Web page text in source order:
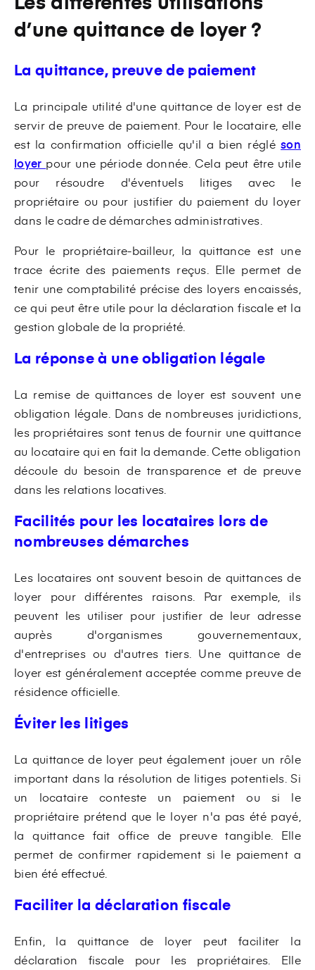
d’une quittance de loyer ?
La quittance, preuve de paiement
La principale utilité d'une quittance de loyer est de
servir de preuve de paiement. Pour le locataire, elle
est la confirmation officielle qu'il a bien régléson
loyer pour une période donnée. Cela peut être utile
pour résoudre d'éventuels litiges avec le
propriétaire ou pour justifier du paiement du loyer
dans le cadre de démarches administratives.
Pour le propriétaire-bailleur, la quittance est une
trace écrite des paiements reçus. Elle permet de
tenir une comptabilité précise des loyers encaissés,
ce qui peut être utile pour la déclaration fiscale et la
gestion globale de la propriété.
La réponse à une obligation légale
La remise de quittances de loyer est souvent une
obligation légale. Dans de nombreuses juridictions,
les propriétaires sont tenus de fournir une quittance
au locataire qui en fait la demande. Cette obligation
découle du besoin de transparence et de preuve
dans les relations locatives.
Facilités pour les locataires lors de
nombreuses démarches
Les locataires ont souvent besoin de quittances de
loyer pour différentes raisons. Par exemple, ils
peuvent les utiliser pour justifier de leur adresse
auprès d'organismes gouvernementaux,
d'entreprises ou d'autres tiers. Une quittance de
loyer est généralement acceptée comme preuve de
résidence officielle.
Éviter les litiges
La quittance de loyer peut également jouer un rôle
important dans la résolution de litiges potentiels. Si
un locataire conteste un paiement ou si le
propriétaire prétend que le loyer n'a pas été payé,
la quittance fait office de preuve tangible. Elle
permet de confirmer rapidement si le paiement a
bien été effectué.
Faciliter la déclaration fiscale
Enfin, la quittance de loyer peut faciliter la
déclaration fiscale pour les propriétaires. Elle